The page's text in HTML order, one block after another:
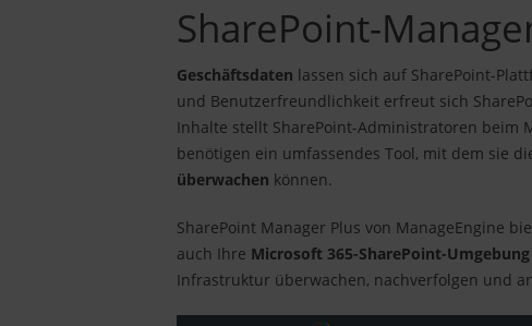
SharePoint-
Geschäftsdaten lassen sich auf SharePoint-
und Benutzerfreundlichkeit erfreut sich
Inhalte stellt SharePoint-Administratoren beim
benötigen ein umfassendes Tool, mit dem sie
überwachen können.
SharePoint Manager Plus von ManageEngine
auch Ihre Microsoft 365-SharePoint-
Infrastruktur überwachen, nachverfolgen und